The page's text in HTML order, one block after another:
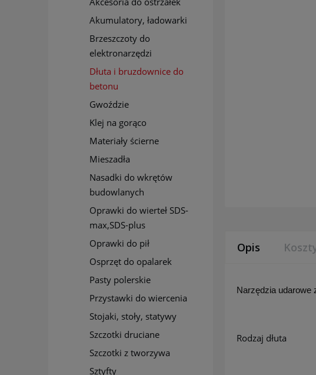
Akumulatory, ładowarki
Brzeszczoty do
elektronarzędzi
Dłuta i bruzdownice do
betonu
Gwoździe
Klej na gorąco
Materiały ścierne
Mieszadła
Nasadki do wkrętów
budowlanych
Oprawki do wierteł SDS-
max,SDS-plus
Oprawki do pił
Osprzęt do opalarek
Pasty polerskie
Przystawki do wiercenia
Stojaki, stoły, statywy
Szczotki druciane
Szczotki z tworzywa
Sztyfty
Opis
Narzędzia udarowe
Rodzaj dłuta